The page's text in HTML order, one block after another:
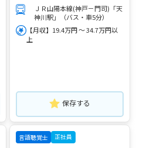
ＪＲ山陽本線(神戸－門司)「天
神川駅」（バス・車5分）
【月収】19.4万円 ～ 34.7万円以
上
保存する
言語聴覚士 正社員